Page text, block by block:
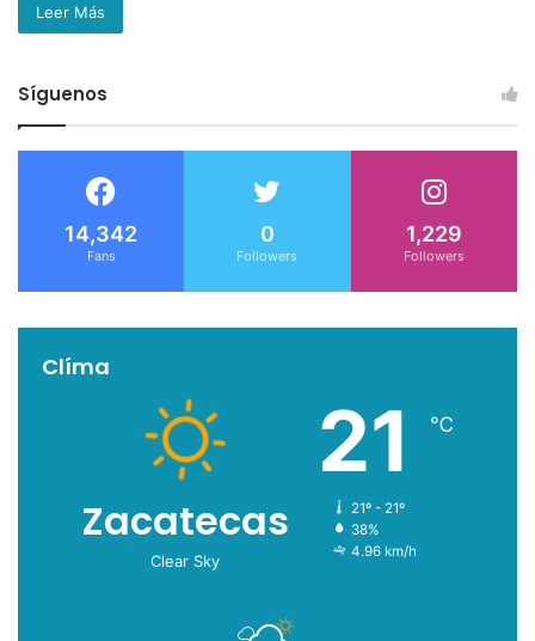
Leer Más
Síguenos
14,342
Fans
0
Followers
1,229
Followers
Clíma
Zacatecas
Clear Sky
21 ℃
21º - 21º
38%
4.96 km/h